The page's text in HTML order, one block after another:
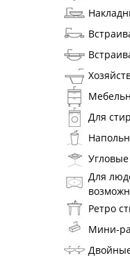
Для
Для
Ретро
Мини-